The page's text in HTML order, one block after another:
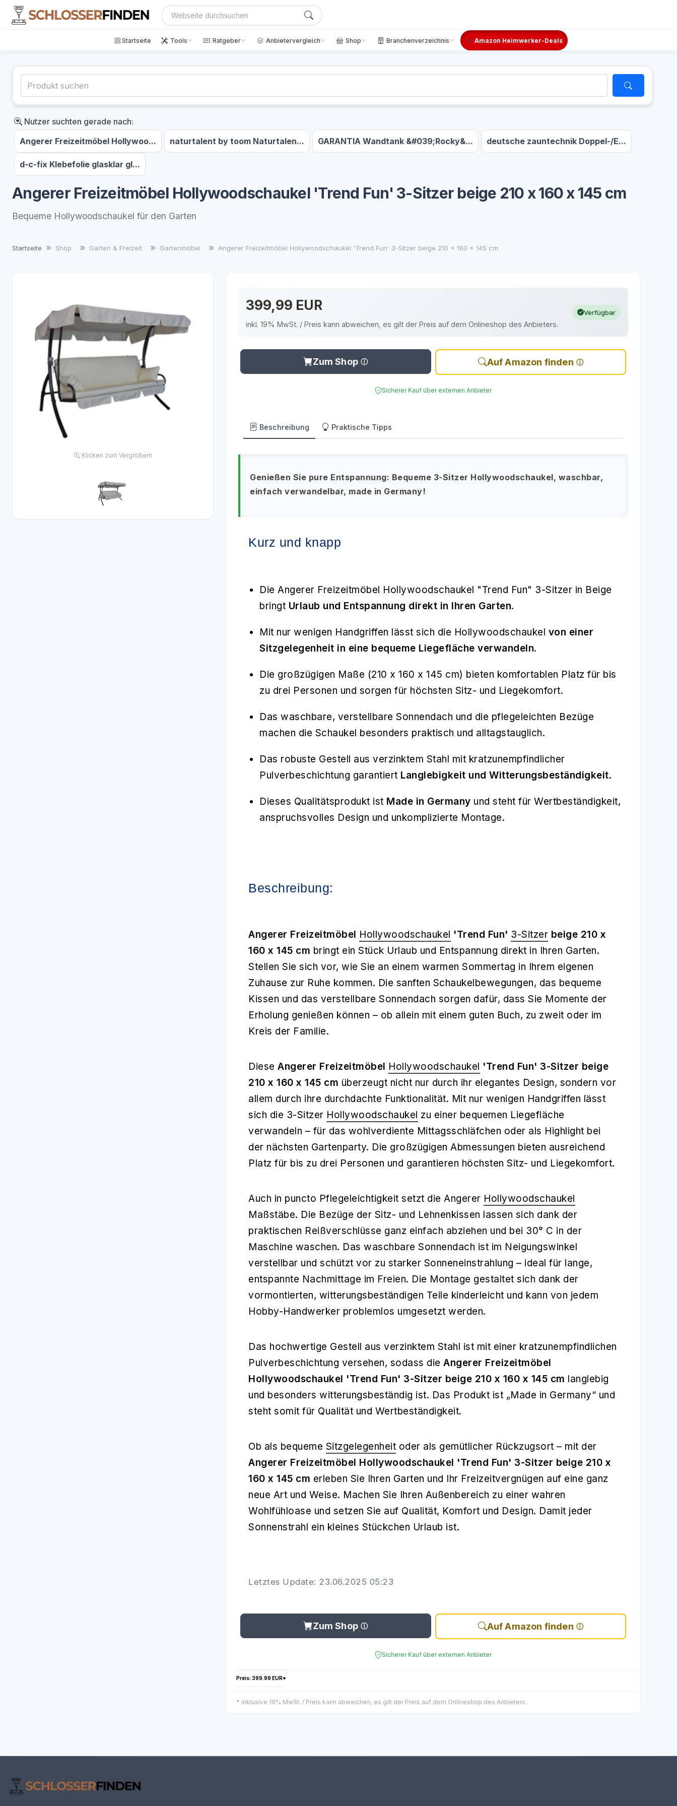
Startseite Tools Ratgeber Anbietervergleich Shop Branchenverzeichnis Amazon Heimwerker-Deals
Nutzer suchten gerade nach:
Angerer Freizeitmöbel Hollywoo...
naturtalent by toom Naturtalen... GARANTIA Wandtank &#039;Rocky&... deutsche zauntechnik Doppel-/E...
d-c-fix Klebefolie glasklar gl...
Angerer Freizeitmöbel Hollywoodschaukel 'Trend Fun' 3-Sitzer beige 210 x 160 x 145 cm
Bequeme Hollywoodschaukel für den Garten
Startseite Shop Garten & Freizeit Gartenmöbel Angerer Freizeitmöbel Hollywoodschaukel 'Trend Fun' 3-Sitzer beige 210 x 160 x 145 cm
Klicken zum Vergrößern
399,99 EUR
inkl. 19% MwSt. / Preis kann abweichen, es gilt der Preis auf dem Onlineshop des Anbieters.
Verfügbar
Zum Shop Auf Amazon finden
Sicherer Kauf über externen Anbieter
Beschreibung Praktische Tipps
Genießen Sie pure Entspannung: Bequeme 3-Sitzer Hollywoodschaukel, waschbar,
einfach verwandelbar, made in Germany!
Kurz und knapp
Die Angerer Freizeitmöbel Hollywoodschaukel "Trend Fun" 3-Sitzer in Beige
bringt Urlaub und Entspannung direkt in Ihren Garten.
Mit nur wenigen Handgriffen lässt sich die Hollywoodschaukel von einer
Sitzgelegenheit in eine bequeme Liegefläche verwandeln.
Die großzügigen Maße (210 x 160 x 145 cm) bieten komfortablen Platz für bis
zu drei Personen und sorgen für höchsten Sitz- und Liegekomfort.
Das waschbare, verstellbare Sonnendach und die pflegeleichten Bezüge
machen die Schaukel besonders praktisch und alltagstauglich.
Das robuste Gestell aus verzinktem Stahl mit kratzunempfindlicher
Pulverbeschichtung garantiert Langlebigkeit und Witterungsbeständigkeit.
Dieses Qualitätsprodukt ist Made in Germany und steht für Wertbeständigkeit,
anspruchsvolles Design und unkomplizierte Montage.
Beschreibung:
Angerer Freizeitmöbel Hollywoodschaukel 'Trend Fun' 3-Sitzer beige 210 x
160 x 145 cm bringt ein Stück Urlaub und Entspannung direkt in Ihren Garten.
Stellen Sie sich vor, wie Sie an einem warmen Sommertag in Ihrem eigenen
Zuhause zur Ruhe kommen. Die sanften Schaukelbewegungen, das bequeme
Kissen und das verstellbare Sonnendach sorgen dafür, dass Sie Momente der
Erholung genießen können – ob allein mit einem guten Buch, zu zweit oder im
Kreis der Familie.
Diese Angerer Freizeitmöbel Hollywoodschaukel 'Trend Fun' 3-Sitzer beige
210 x 160 x 145 cm überzeugt nicht nur durch ihr elegantes Design, sondern vor
allem durch ihre durchdachte Funktionalität. Mit nur wenigen Handgriffen lässt
sich die 3-Sitzer Hollywoodschaukel zu einer bequemen Liegefläche
verwandeln – für das wohlverdiente Mittagsschläfchen oder als Highlight bei
der nächsten Gartenparty. Die großzügigen Abmessungen bieten ausreichend
Platz für bis zu drei Personen und garantieren höchsten Sitz- und Liegekomfort.
Auch in puncto Pflegeleichtigkeit setzt die Angerer Hollywoodschaukel
Maßstäbe. Die Bezüge der Sitz- und Lehnenkissen lassen sich dank der
praktischen Reißverschlüsse ganz einfach abziehen und bei 30° C in der
Maschine waschen. Das waschbare Sonnendach ist im Neigungswinkel
verstellbar und schützt vor zu starker Sonneneinstrahlung – ideal für lange,
entspannte Nachmittage im Freien. Die Montage gestaltet sich dank der
vormontierten, witterungsbeständigen Teile kinderleicht und kann von jedem
Hobby-Handwerker problemlos umgesetzt werden.
Das hochwertige Gestell aus verzinktem Stahl ist mit einer kratzunempfindlichen
Pulverbeschichtung versehen, sodass die Angerer Freizeitmöbel
Hollywoodschaukel 'Trend Fun' 3-Sitzer beige 210 x 160 x 145 cm langlebig
und besonders witterungsbeständig ist. Das Produkt ist „Made in Germany“ und
steht somit für Qualität und Wertbeständigkeit.
Ob als bequeme Sitzgelegenheit oder als gemütlicher Rückzugsort – mit der
Angerer Freizeitmöbel Hollywoodschaukel 'Trend Fun' 3-Sitzer beige 210 x
160 x 145 cm erleben Sie Ihren Garten und Ihr Freizeitvergnügen auf eine ganz
neue Art und Weise. Machen Sie Ihren Außenbereich zu einer wahren
Wohlfühloase und setzen Sie auf Qualität, Komfort und Design. Damit jeder
Sonnenstrahl ein kleines Stückchen Urlaub ist.
Letztes Update: 23.06.2025 05:23
Zum Shop Auf Amazon finden
Sicherer Kauf über externen Anbieter
Preis: 399.99 EUR*
* inklusive 19% MwSt. / Preis kann abweichen, es gilt der Preis auf dem Onlineshop des Anbieters.